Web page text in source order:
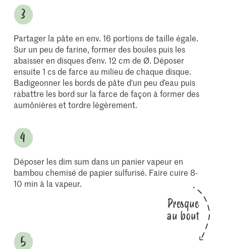
Partager la pâte en env. 16 portions de taille égale.
Sur un peu de farine, former des boules puis les
abaisser en disques d’env. 12 cm de Ø. Déposer
ensuite 1 cs de farce au milieu de chaque disque.
Badigeonner les bords de pâte d'un peu d’eau puis
rabattre les bord sur la farce de façon à former des
aumônières et tordre légèrement.
Déposer les dim sum dans un panier vapeur en
bambou chemisé de papier sulfurisé. Faire cuire 8-
10 min à la vapeur.
Presque
au bout